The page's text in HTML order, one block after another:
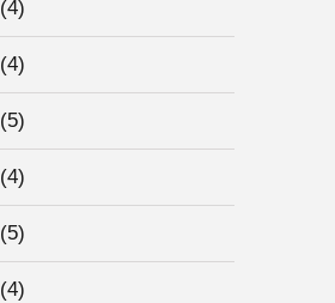
(4)
(4)
(5)
(4)
(5)
(4)